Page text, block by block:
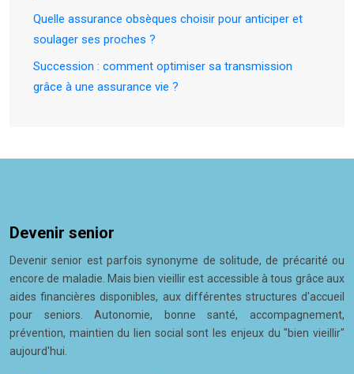
Quelle assurance obsèques choisir pour anticiper et
soulager ses proches ?
Succession : comment optimiser sa transmission
grâce à une assurance vie ?
Devenir senior
Devenir senior est parfois synonyme de solitude, de précarité ou
encore de maladie. Mais bien vieillir est accessible à tous grâce aux
aides financières disponibles, aux différentes structures d'accueil
pour seniors. Autonomie, bonne santé, accompagnement,
prévention, maintien du lien social sont les enjeux du "bien vieillir"
aujourd'hui.